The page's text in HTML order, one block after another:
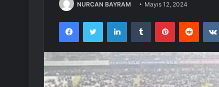
NURCAN BAYRAM Mayıs 12, 2024
FacebookTwitter LinkedInTumblr PinterestReddit